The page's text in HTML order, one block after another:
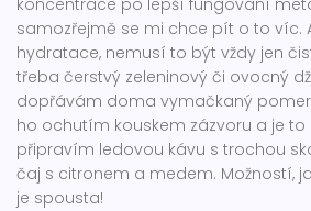
koncentrace po lepší fungování
samozřejmě se mi chce pít o to víc.
hydratace, nemusí to být vždy jen
třeba čerstvý zeleninový či ovocný
dopřávám doma vymačkaný
ho ochutím kouskem zázvoru a je to
připravím ledovou kávu s trochou
čaj s citronem a medem. Možností,
je spousta!